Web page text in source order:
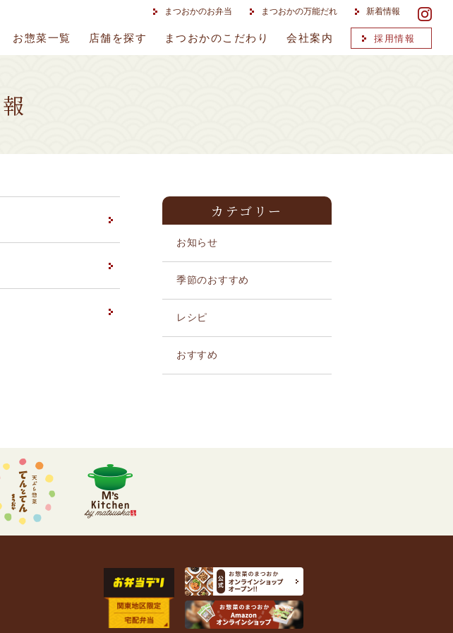
まつおかのお弁当 まつおかの万能だれ 新着情報
お惣菜一覧 店舗を探す まつおかのこだわり 会社案内 採用情報
報
カテゴリー
お知らせ
季節のおすすめ
レシピ
おすすめ